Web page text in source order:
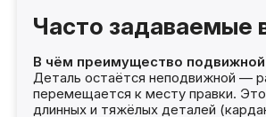
Часто задаваемые
В чём преимущество
Деталь остаётся неподвижной —
перемещается к месту правки.
длинных и тяжёлых деталей